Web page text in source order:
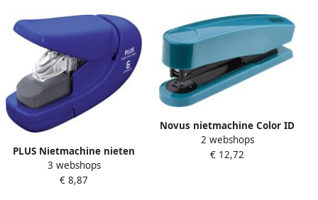
PLUS Nietmachine nieten
zonder nietjes blauw
3 webshops
€ 8,87
Novus nietmachine Color ID
2.0 B2 blauw ( Bright Petrol
)
2 webshops
€ 12,72